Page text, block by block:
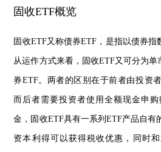
固收ETF概览
固收ETF又称债券ETF，是指以债券指
从运作方式来看，固收ETF又可分为
券ETF。两者的区别在于前者由投资
而后者需要投资者使用全额现金申
金，固收ETF具有一系列ETF产品自有
资本利得可以获得税收优惠，同时